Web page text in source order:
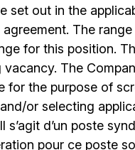
set out in the
agreement. The
for this position.
vacancy. The
for the purpose of
or selecting
s’agit d’un poste
pour ce poste